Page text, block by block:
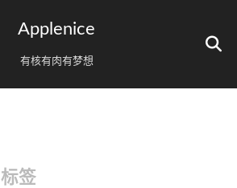
Applenice
有核有肉有梦想
标签